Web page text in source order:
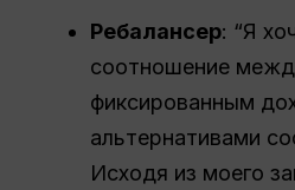
Ребалансер: “Я
соотношение
фиксированным
альтернативами
Исходя из моего